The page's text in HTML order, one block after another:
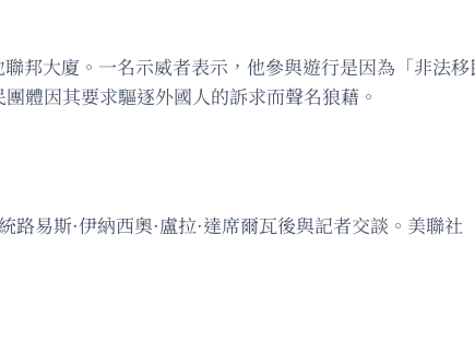
大廈。一名示威者表示，他參與遊行是因為「非法移
體因其要求驅逐外國人的訴求而聲名狼藉。
易斯·伊納西奧·盧拉·達席爾瓦後與記者交談。美聯社